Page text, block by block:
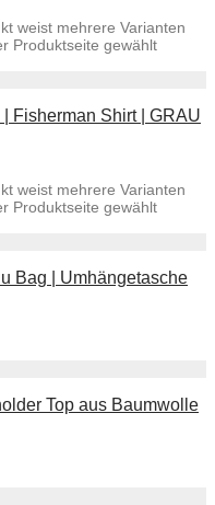
weist mehrere Varianten
Produktseite gewählt
Fisherman Shirt | GRAU
weist mehrere Varianten
Produktseite gewählt
Bag | Umhängetasche
Top aus Baumwolle